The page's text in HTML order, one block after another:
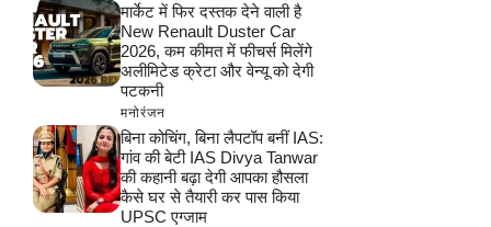
मार्केट में फिर दस्तक देने वाली है
New Renault Duster Car
2026, कम कीमत में फीचर्स मिलेंगे
अलीमिटेड क्रेटा और वेन्यू को देगी
पटकनी
मनोरंजन
बिना कोचिंग, बिना लैपटॉप बनीं IAS:
गांव की बेटी IAS Divya Tanwar
की कहानी बढ़ा देगी आपका हौसला
कैसे घर से तैयारी कर पास किया
UPSC एग्जाम